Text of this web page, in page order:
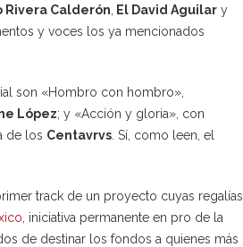
Rivera Calderón El David Aguilar y
y voces los ya mencionados
son «Hombro con hombro»,
López; y «Acción y gloria», con
de los Centavrvs . Sí, como leen, el
track de un proyecto cuyas regalías
, iniciativa permanente en pro de la
de destinar los fondos a quienes más